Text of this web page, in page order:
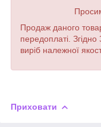
Продаж даного
передоплаті.
виріб належної
Приховати